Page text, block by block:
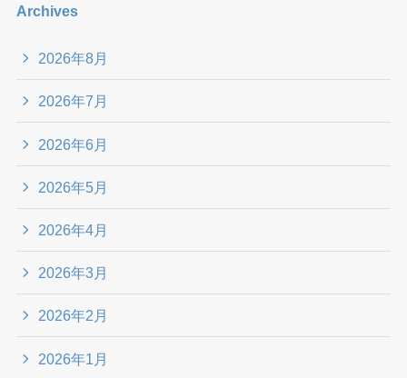
Archives
2026年8月
2026年7月
2026年6月
2026年5月
2026年4月
2026年3月
2026年2月
2026年1月